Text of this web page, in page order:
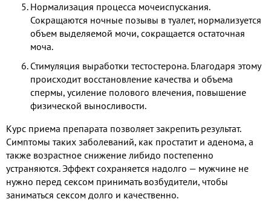
Нормализация процесса мочеиспускания.
Сокращаются ночные позывы в туалет, нормализуется
объем выделяемой мочи, сокращается остаточная
моча.
Стимуляция выработки тестостерона. Благодаря этому
происходит восстановление качества и объема
спермы, усиление полового влечения, повышение
физической выносливости.
Курс приема препарата позволяет закрепить результат.
Симптомы таких заболеваний, как простатит и аденома, а
также возрастное снижение либидо постепенно
устраняются. Эффект сохраняется надолго — мужчине не
нужно перед сексом принимать возбудители, чтобы
заниматься сексом долго и качественно.